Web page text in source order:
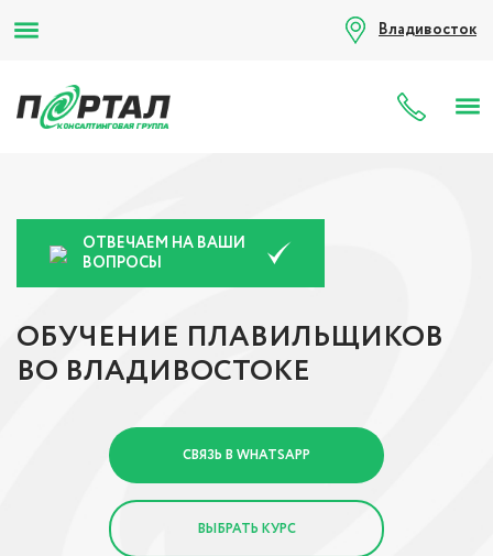
Владивосток
8
ОТВЕЧАЕМ НА ВАШИ
ВОПРОСЫ
ОБУЧЕНИЕ ПЛАВИЛЬЩИКОВ
ВО ВЛАДИВОСТОКЕ
СВЯЗЬ В WHATSAPP
ВЫБРАТЬ КУРС